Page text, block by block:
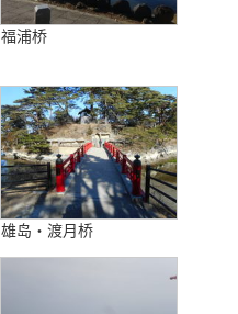
福浦桥
雄岛・渡月桥